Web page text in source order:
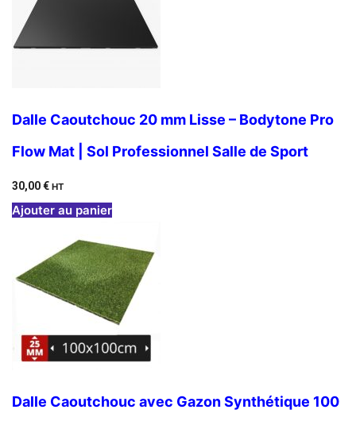
Dalle Caoutchouc 20 mm Lisse – Bodytone Pro
Flow Mat | Sol Professionnel Salle de Sport
30,00€ HT
Ajouter au panier
Dalle Caoutchouc avec Gazon Synthétique 100